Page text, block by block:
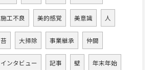
施工不良 美的感覚 美意識 人
苔 大掃除 事業継承 仲間
インタビュー 記事 壁 年末年始